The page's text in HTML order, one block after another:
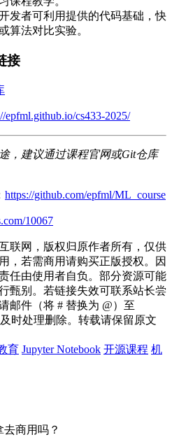
开发者可利用提供的代码基础，快
算法对比实验。
接
epfml.github.io/cs433-2025/
，建议通过课程官网或Git仓库
https://github.com/epfml/ML_course
10067
联网，版权归原作者所有，仅供
，若需商用请购买正版授权。因
任由使用者自负。部分资源可能
甄别。若链接失效可联系站长尝
邮件（将 # 替换为 @）至
及时处理删除。转载请保留原文
育 Jupyter Notebook 开源课程 机
商用吗？